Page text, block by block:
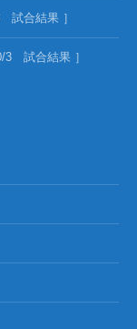
試合結果 ］
3 試合結果 ］